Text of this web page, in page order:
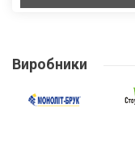
Виробники